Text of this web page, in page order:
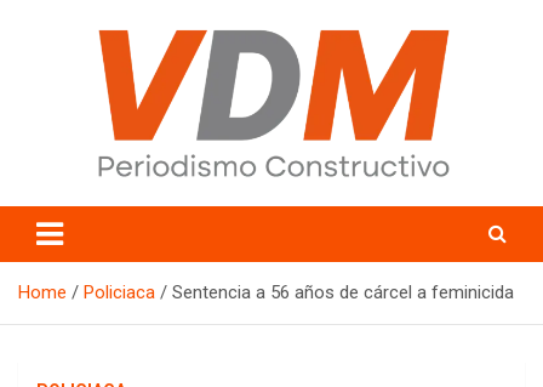
valledelmayo.com
Home Policiaca Sentencia a 56 años de cárcel a feminicida